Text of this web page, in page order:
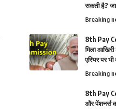
सकती है?
Breaking
8th Pay
मिला
एरियर पर
Breaking
8th Pay
और पेंशनर्स